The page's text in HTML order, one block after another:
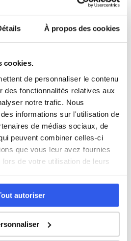
À propos des cookies
cookies.
de personnaliser le contenu
des fonctionnalités relatives aux
notre trafic. Nous
informations sur l'utilisation de
de médias sociaux, de
peuvent combiner celles-ci
que vous leur avez fournies
de votre utilisation de leurs
autoriser
& Adultes)